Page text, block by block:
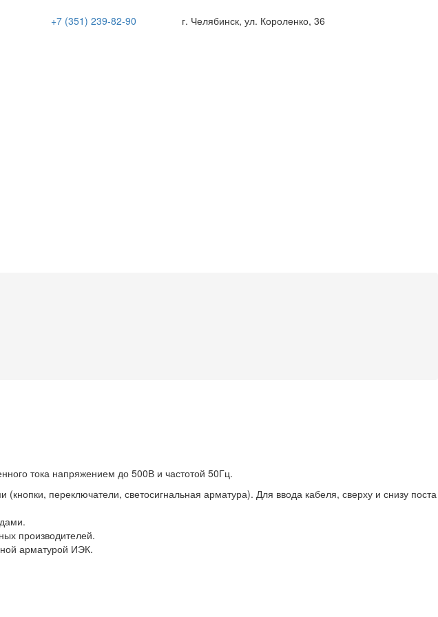
+7 (351) 239-82-90 г. Челябинск, ул. Короленко, 36
тока напряжением до 500В и частотой 50Гц.
переключатели, светосигнальная арматура). Для ввода кабеля, сверху и снизу поста
производителей.
арматурой ИЭК.